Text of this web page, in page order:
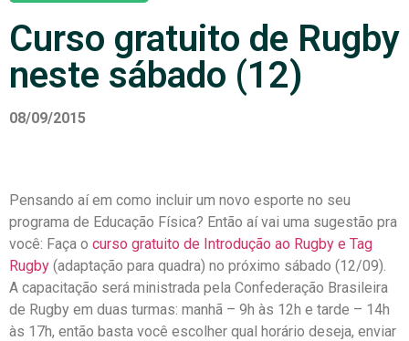
Curso gratuito de Rugby
neste sábado (12)
08/09/2015
Pensando aí em como incluir um novo esporte no seu
programa de Educação Física? Então aí vai uma sugestão pra
você: Faça o curso gratuito de Introdução ao Rugby e Tag
Rugby (adaptação para quadra) no próximo sábado (12/09).
A capacitação será ministrada pela Confederação Brasileira
de Rugby em duas turmas: manhã – 9h às 12h e tarde – 14h
às 17h, então basta você escolher qual horário deseja, enviar